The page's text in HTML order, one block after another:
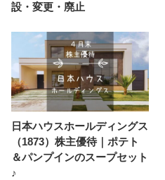
設・変更・廃止
日本ハウスホールディングス
（1873）株主優待｜ポテト
＆パンプインのスープセット
♪